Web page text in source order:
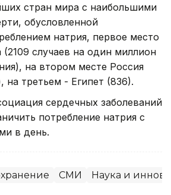
стран мира с наибольшими
обусловленной
натрия, первое место
(2109 случаев на один миллион
на втором месте Россия
на третьем - Египет (836).
сердечных заболеваний
потребление натрия с
в день.
СМИ Наука и